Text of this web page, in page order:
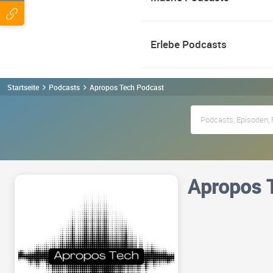
Erlebe Podcasts
Startseite Podcasts Apropos Tech Podcast
Apropos